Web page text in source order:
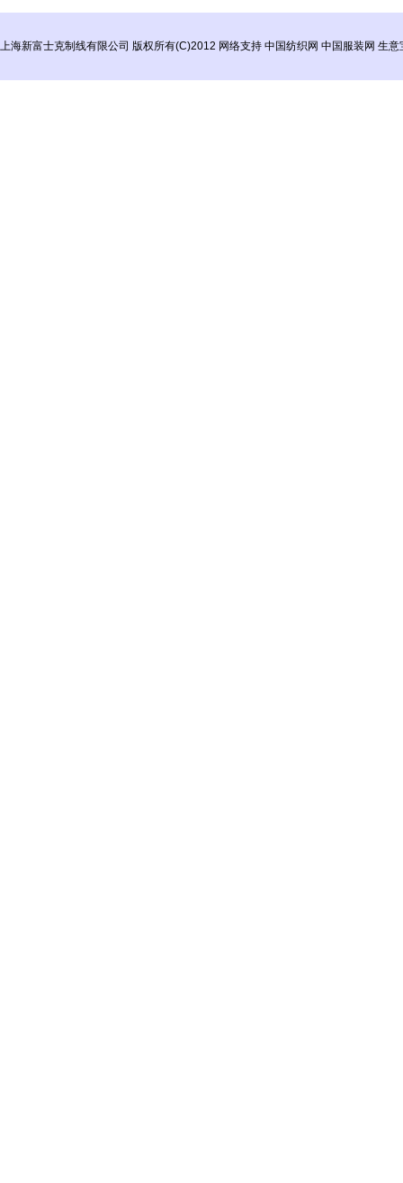
上海新富士克制线有限公司 版权所有(C)2012 网络支持 中国纺织网 中国服装网 生意